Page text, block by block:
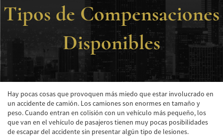
PRACTICE AREAS
Áreas de Práctica
Accidentes Automovilísticos
Accidente de Atropello y Fuga
Accidentes en Intersecciones
Accidente en "T"
Tipos de Compensaciones
Disponibles
Hay pocas cosas que provoquen más miedo que estar involucrado en
un accidente de camión. Los camiones son enormes en tamaño y
peso. Cuando entran en colisión con un vehículo más pequeño, los
que van en el vehículo de pasajeros tienen muy pocas posibilidades
de escapar del accidente sin presentar algún tipo de lesiones.